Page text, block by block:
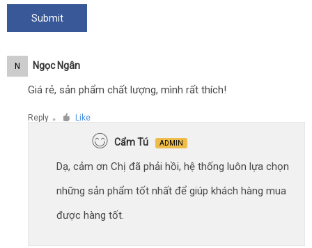
N Ngọc Ngân
Giá rẻ, sản phẩm chất lượng, mình rất thích!
Reply ● Like
Cẩm Tú ADMIN
Dạ, cảm ơn Chị đã phải hồi, hệ thống luôn lựa chọn
những sản phẩm tốt nhất để giúp khách hàng mua
được hàng tốt.